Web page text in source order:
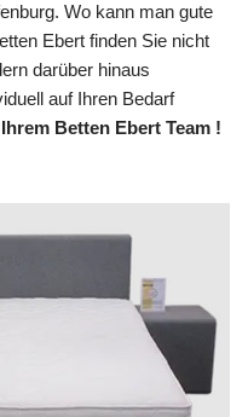
Wo kann man gute
Ebert finden Sie nicht
darüber hinaus
auf Ihren Bedarf
Betten Ebert Team !